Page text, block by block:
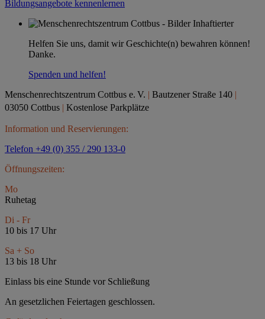
Bildungsangebote kennenlernen
Helfen Sie uns, damit wir Geschichte(n) bewahren können!
Danke.
Spenden und helfen!
Menschenrechtszentrum Cottbus e. V. | Bautzener Straße 140 |
03050 Cottbus | Kostenlose Parkplätze
Information und Reservierungen:
Telefon +49 (0) 355 / 290 133-0
Öffnungszeiten:
Mo
Ruhetag
Di - Fr
10 bis 17 Uhr
Sa + So
13 bis 18 Uhr
Einlass bis eine Stunde vor Schließung
An gesetzlichen Feiertagen geschlossen.